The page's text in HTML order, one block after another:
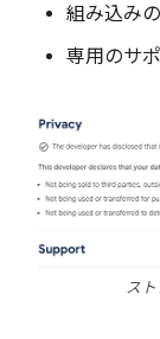
組み込みの
専用のサ
ス